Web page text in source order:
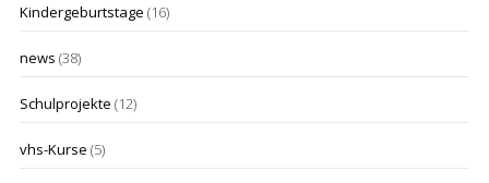
Kindergeburtstage (16)
news (38)
Schulprojekte (12)
vhs-Kurse (5)